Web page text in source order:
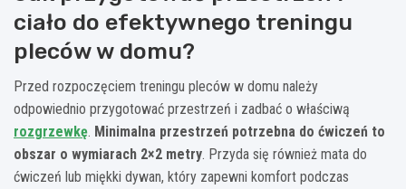
ciało do efektywnego treningu
pleców w domu?
Przed rozpoczęciem treningu pleców w domu należy
odpowiednio przygotować przestrzeń i zadbać o właściwą
rozgrzewkę. Minimalna przestrzeń potrzebna do ćwiczeń to
obszar o wymiarach 2×2 metry. Przyda się również mata do
ćwiczeń lub miękki dywan, który zapewni komfort podczas